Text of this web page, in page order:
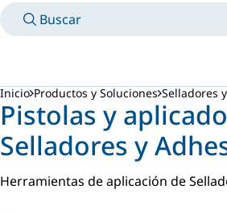
Buscar
Inicio Productos y Soluciones Selladores
Pistolas y
Selladores y
Herramientas de aplicación de